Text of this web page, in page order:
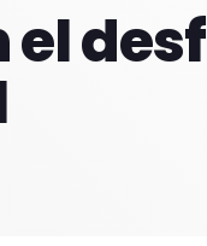
el